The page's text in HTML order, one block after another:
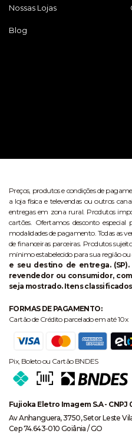
Nossas Lojas
Blog
Preços, produtos e condições de
a loja física e televendas ou outros
entregas em zona rural. Produtos
cartões. Ofertamos desconto
modalidades de pagamento. Todas as
de financeiras parceiras. Produtos
mínimo estabelecido para sua região ou
e seu destino de entrega.
revendedor ou consumidor,
seja mostrado. Itens
FORMAS DE PAGAMENTO:
Cartão de Crédito parcelado em até 10x
Pix, Boleto ou Cartão BNDES
Fujioka Eletro Imagem S.A - CNPJ
Av Anhanguera, 3750, Setor Leste
Cep 74.643-010 Goiânia / GO